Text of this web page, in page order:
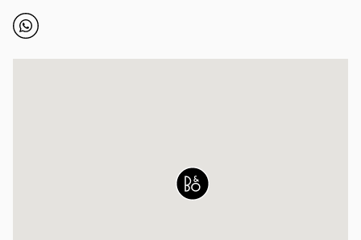
Click to open Whatsapp
Link Opens in New Tab